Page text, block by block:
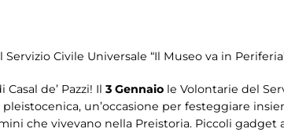
Civile Universale “Il Museo va in
de’ Pazzi! Il 3 Gennaio le Volontarie del
un’occasione per festeggiare
che vivevano nella Preistoria. Piccoli gadget